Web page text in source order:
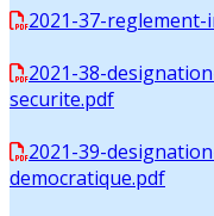
2021-37-
2021-38-
securite.pdf
2021-39-
democratique.pdf